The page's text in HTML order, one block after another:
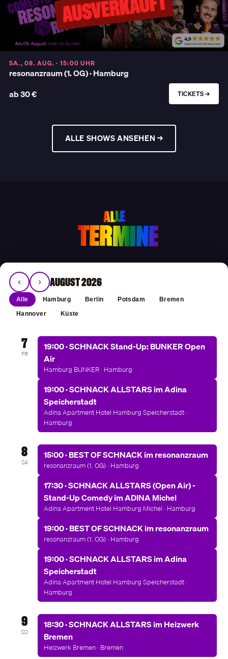
SA., 08. AUG. · 15:00 UHR
resonanzraum (1. OG) · Hamburg
ab 30 €
TICKETS →
ALLE SHOWS ANSEHEN →
ALLE
TERMINE
‹ › AUGUST 2026
Alle Hamburg Berlin Potsdam
Bremen
Hannover
Küste
7
FR
19:00 · SCHNACK Stand-Up: BUNKER Open
Air
Hamburg BUNKER · Hamburg
19:00 · SCHNACK ALLSTARS im Adina
Speicherstadt
Adina Apartment Hotel Hamburg Speicherstadt ·
Hamburg
8
SA
15:00 · BEST OF SCHNACK im resonanzraum
resonanzraum (1. OG) · Hamburg
17:30 · SCHNACK ALLSTARS (Open Air) -
Stand-Up Comedy im ADINA Michel
Adina Apartment Hotel Hamburg Michel · Hamburg
19:00 · BEST OF SCHNACK im resonanzraum
resonanzraum (1. OG) · Hamburg
19:00 · SCHNACK ALLSTARS im Adina
Speicherstadt
Adina Apartment Hotel Hamburg Speicherstadt ·
Hamburg
9
SO
18:30 · SCHNACK ALLSTARS im Heizwerk
Bremen
Heizwerk Bremen · Bremen